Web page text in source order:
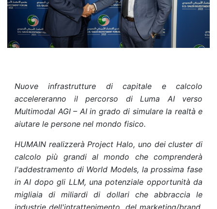
Nuove infrastrutture di capitale e calcolo
accelereranno il percorso di Luma AI verso
Multimodal AGI – AI in grado di simulare la realtà e
aiutare le persone nel mondo fisico.
HUMAIN realizzerà Project Halo, uno dei cluster di
calcolo più grandi al mondo che comprenderà
l'addestramento di World Models, la prossima fase
in AI dopo gli LLM, una potenziale opportunità da
migliaia di miliardi di dollari che abbraccia le
industrie dell'intrattenimento, del marketing/brand,